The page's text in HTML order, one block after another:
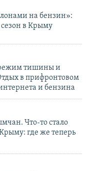
на бензин»:
в Крыму
тишины и
в прифронтовом
и бензина
Что-то стало
где же теперь